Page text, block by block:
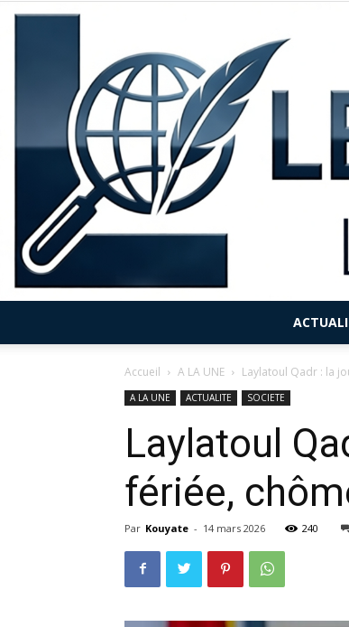
Accueil A LA UNE Laylatoul Qadr : la
A LA UNE ACTUALITE SOCIETE
Laylatoul
fériée,
Par Kouyate - 14 mars 2026 240